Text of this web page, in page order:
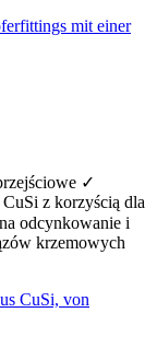
✓
z korzyścią dla
odcynkowanie i
krzemowych